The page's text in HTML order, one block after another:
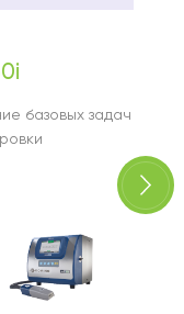
базовых задач